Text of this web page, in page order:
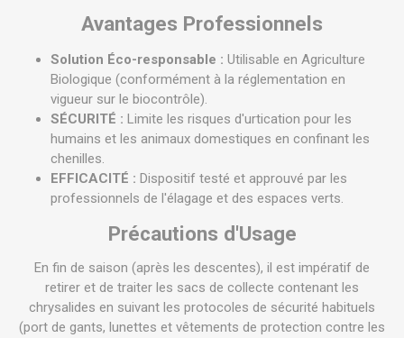
Avantages Professionnels
Solution Éco-responsable : Utilisable en Agriculture
Biologique (conformément à la réglementation en
vigueur sur le biocontrôle).
SÉCURITÉ : Limite les risques d'urtication pour les
humains et les animaux domestiques en confinant les
chenilles.
EFFICACITÉ : Dispositif testé et approuvé par les
professionnels de l'élagage et des espaces verts.
Précautions d'Usage
En fin de saison (après les descentes), il est impératif de
retirer et de traiter les sacs de collecte contenant les
chrysalides en suivant les protocoles de sécurité habituels
(port de gants, lunettes et vêtements de protection contre les